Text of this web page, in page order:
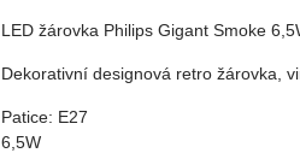
LED žárovka Philips Gigant Smoke
Dekorativní designová retro žárovka,
Patice: E27
6,5W